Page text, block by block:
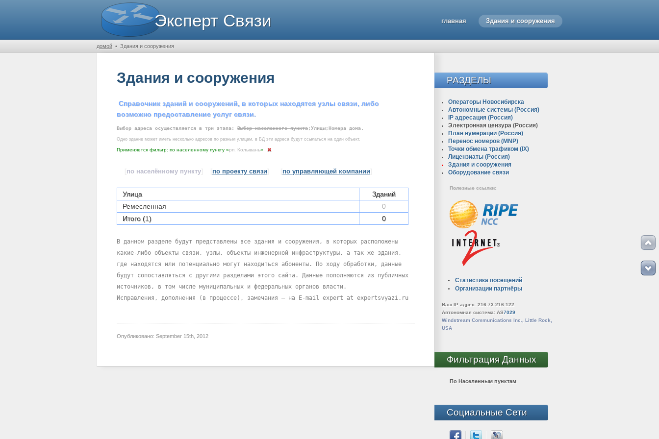
Эксперт Связи главная Здания и сооружения
домой • Здания и сооружения
Здания и сооружения
Справочник зданий и сооружений, в которых находятся узлы связи, либо
возможно предоставление услуг связи.
Выбор адреса осуществляется в три этапа: Выбор населенного пункта;Улицы;Номера дома.
Одно здание может иметь несколько адресов по разным улицам, в БД эти адреса будут ссылаться на один объект.
Применяется фильтр: по населенному пункту «рп. Колывань»
по населённому пункту] по проекту связи по управляющей компании
Улица
Зданий
Ремесленная
0
Итого (1) 0
В данном разделе будут представлены все здания и сооружения, в которых расположены
какие-либо объекты связи, узлы, объекты инженерной инфраструктуры, а так же здания,
где находятся или потенциально могут находиться абоненты. По ходу обработки, данные
будут сопоставляться с другими разделами этого сайта. Данные пополняются из публичных
источников, в том числе муниципальных и федеральных органов власти.
Исправления, дополнения (в процессе), замечания – на E-mail expert at expertsvyazi.ru
Опубликовано: September 15th, 2012
РАЗДЕЛЫ
Операторы Новосибирска
Автономные системы (Россия)
IP адресация (Россия)
Электронная цензура (Россия)
План нумерации (Россия)
Перенос номеров (MNP)
Точки обмена трафиком (IX)
Лицензиаты (Россия)
Здания и сооружения
Оборудование связи
Полезные ссылки:
Статистика посещений
Организации партнёры
Ваш IP адрес: 216.73.216.122
Автономная система: AS7029
Windstream Communications Inc., Little Rock,
USA
Фильтрация Данных
По Населенным пунктам
Социальные Сети